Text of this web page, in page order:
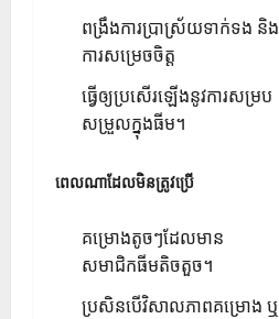
ពង្រឹងការប្រាស្រ័យទាក់ទង និង
ការសម្រេចចិត្ត
ធ្វើឲ្យប្រសើរឡើងនូវការសម្រប
សម្រួលក្នុងធីម។
ពេលណាដែលមិនត្រូវប្រើ
គម្រោងតូចៗដែលមាន
សមាជិកធីមតិចតួច។
ប្រសិនបើវិសាលភាពគម្រោង ឬ